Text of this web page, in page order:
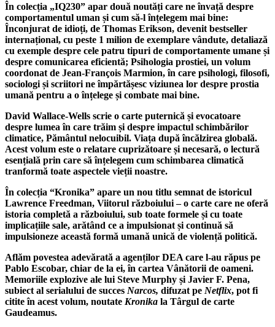
În colecția „IQ230” apar două noutăți care ne învață despre
comportamentul uman și cum să-l înțelegem mai bine:
Înconjurat de idioți, de Thomas Erikson, devenit bestseller
internațional, cu peste 1 milion de exemplare vândute, detaliază
cu exemple despre cele patru tipuri de comportamente umane și
despre comunicarea eficientă; Psihologia prostiei, un volum
coordonat de Jean-François Marmion,în care psihologi, filosofi,
sociologi și scriitori ne împărtășesc viziunea lor despre prostia
umană pentru a o înțelege și combate mai bine.
David Wallace-Wells scrie o carte puternică și evocatoare
despre lumea în care trăim și despre impactul schimbărilor
climatice, Pământul nelocuibil. Viața după încălzirea globală.
Acest volum este o relatare cuprizătoare și necesară, o lectură
esențială prin care să înțelegem cum schimbarea climatică
tranformă toate aspectele vieții noastre.
În colecția “Kronika” apare un nou titlu semnat de istoricul
Lawrence Freedman, Viitorul războiului– o carte care ne oferă
istoria completă a războiului, sub toate formele și cu toate
implicațiile sale, arătând ce a impulsionat și continuă să
impulsioneze această formă umană unică de violență politică.
Aflăm povestea adevărată a agenților DEA care l-au răpus pe
Pablo Escobar, chiar de la ei, în cartea Vânătorii de oameni.
Memoriile explozive ale lui Steve Murphy și Javier F. Pena,
subiect al serialului de succes Narcos, difuzat pe Netflix, pot fi
citite în acest volum, noutate Kronika la Târgul de carte
Gaudeamus.